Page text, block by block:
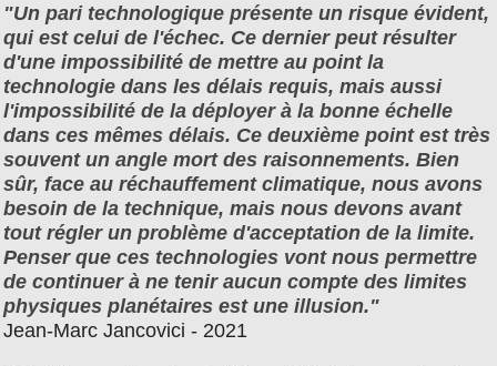
"Un pari technologique présente un risque évident,
qui est celui de l'échec. Ce dernier peut résulter
d'une impossibilité de mettre au point la
technologie dans les délais requis, mais aussi
l'impossibilité de la déployer à la bonne échelle
dans ces mêmes délais. Ce deuxième point est très
souvent un angle mort des raisonnements. Bien
sûr, face au réchauffement climatique, nous avons
besoin de la technique, mais nous devons avant
tout régler un problème d'acceptation de la limite.
Penser que ces technologies vont nous permettre
de continuer à ne tenir aucun compte des limites
physiques planétaires est une illusion."
Jean-Marc Jancovici - 2021